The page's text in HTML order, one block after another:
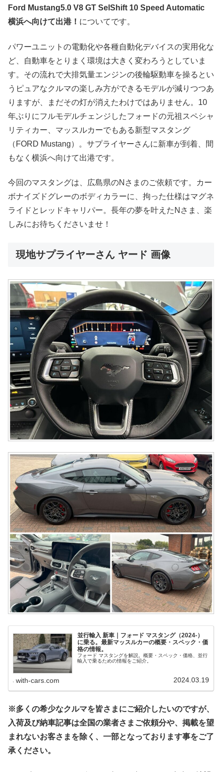
Ford Mustang5.0 V8 GT SelShift 10 Speed Automatic
横浜へ向けて出港！ についてです。
パワーユニットの電動化や各種自動化デバイスの実用化な
ど、自動車をとりまく環境は大きく変わろうとしていま
す。その流れで大排気量エンジンの後輪駆動車を操るとい
うピュアなクルマの楽しみ方ができるモデルが減りつつあ
りますが、まだその灯が消えたわけではありません。10
年ぶりにフルモデルチェンジしたフォードの元祖スペシャ
リティカー、マッスルカーでもある新型マスタング
（FORD Mustang）。サプライヤーさんに新車が到着、間
もなく横浜へ向けて出港です。
今回のマスタングは、広島県のNさまのご依頼です。カー
ボナイズドグレーのボディカラーに、拘った仕様はマグネ
ライドとレッドキャリパー。長年の夢を叶えたNさま、楽
しみにお待ちくださいませ！
現地サプライヤーさん ヤード 画像
並行輸入 新車｜フォード マスタング（2024-）
に乗る。最新マッスルカーの概要・スペック・価
格の情報。
フォード マスタングを解説。概要・スペック・価格、並行
輸入で乗るための情報をご紹介。
with-cars.com 2024.03.19
※多くの希少なクルマを皆さまにご紹介したいのですが、
入荷及び納車記事は全国の業者さまご依頼分や、掲載を望
まれないお客さまを除く、一部となっております事をご了
承ください。